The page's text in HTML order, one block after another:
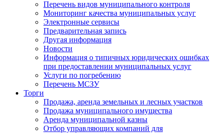
Перечень видов муниципального контроля
Мониторинг качества муниципальных услуг
Электронные сервисы
Предварительная запись
Другая информация
Новости
Информация о типичных юридических ошибках
при предоставлении муниципальных услуг
Услуги по погребению
Перечень МСЗУ
Торги
Продажа, аренда земельных и лесных участков
Продажа муниципального имущества
Аренда муниципальной казны
Отбор управляющих компаний для